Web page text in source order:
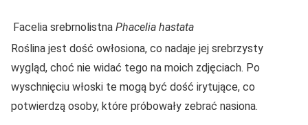
Facelia srebrnolistna Phacelia hastata
Roślina jest dość owłosiona, co nadaje jej srebrzysty
wygląd, choć nie widać tego na moich zdjęciach. Po
wyschnięciu włoski te mogą być dość irytujące, co
potwierdzą osoby, które próbowały zebrać nasiona.